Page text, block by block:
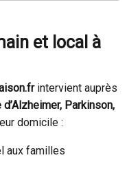
et local à
intervient auprès
Parkinson,
domicile :
aux familles